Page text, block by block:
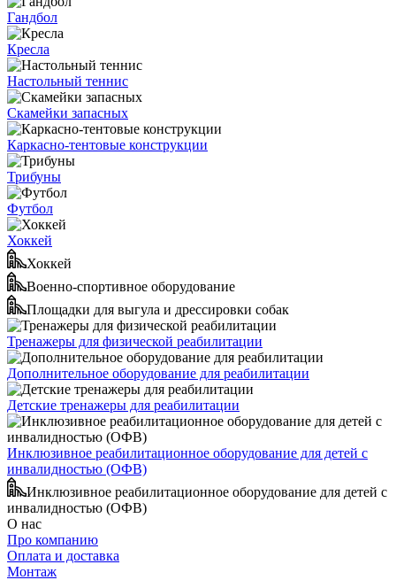
Гандбол
Кресла
Настольный теннис
Скамейки запасных
Каркасно-тентовые конструкции
Трибуны
Футбол
Хоккей
Хоккей
Военно-спортивное оборудование
Площадки для выгула и дрессировки собак
Тренажеры для физической реабилитации
Дополнительное оборудование для реабилитации
Детские тренажеры для реабилитации
Инклюзивное реабилитационное оборудование для детей с
инвалидностью (ОФВ)
Инклюзивное реабилитационное оборудование для детей с
инвалидностью (ОФВ)
О нас
Про компанию
Оплата и доставка
Монтаж